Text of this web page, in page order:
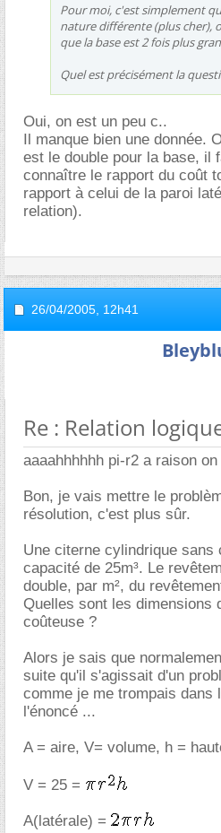
Pour moi, c'est simplement
nature différente (plus cher),
que la base est 2 fois plus
Quel est précisément la
Oui, on est un peu c..
Il manque bien une donnée.
est le double pour la base, il
connaître le rapport du coût
rapport à celui de la paroi
relation).
26/04/2005, 12h41
Re : Relation
aaaahhhhhh pi-r2 a raison
Bon, je vais mettre le
résolution, c'est plus sûr.
Une citerne cylindrique sans
capacité de 25m³. Le
double, par m², du
Quelles sont les dimensions
coûteuse ?
Alors je sais que
suite qu'il s'agissait d'un
comme je me trompais dans
l'énoncé ...
A = aire, V= volume, h =
V = 25 =
A(latérale) =